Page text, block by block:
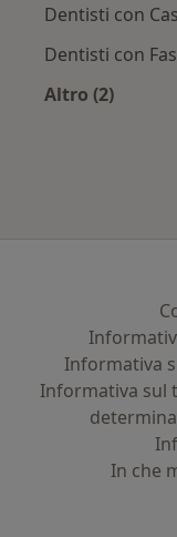
Dentisti con
Dentisti con
Altro (2)
Informativa
Informativa sul
In che